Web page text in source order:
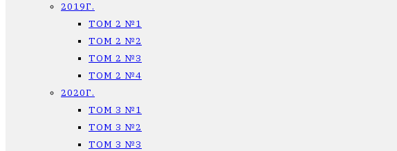
2019Г.
ТОМ 2 №1
ТОМ 2 №2
ТОМ 2 №3
ТОМ 2 №4
2020Г.
ТОМ 3 №1
ТОМ 3 №2
ТОМ 3 №3